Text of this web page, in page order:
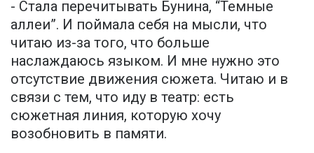
- Стала перечитывать Бунина, “Темные
аллеи”. И поймала себя на мысли, что
читаю из-за того, что больше
наслаждаюсь языком. И мне нужно это
отсутствие движения сюжета. Читаю и в
связи с тем, что иду в театр: есть
сюжетная линия, которую хочу
возобновить в памяти.